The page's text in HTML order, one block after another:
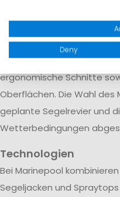
Neben dem Material
wichtige Rolle.
verstärkte Bereiche an
ergonomische Schnitte
Oberflächen. Die Wahl
geplante Segelrevier und
Wetterbedingungen
Technologien
Bei Marinepool
Segeljacken und
Deny